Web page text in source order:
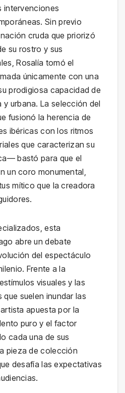
intervenciones
Sin previo
cruda que priorizó
su rostro y sus
Rosalía tomó el
únicamente con una
prodigiosa capacidad de
urbana. La selección del
fusionó la herencia de
ibéricas con los ritmos
que caracterizan su
bastó para que el
un coro monumental,
mítico que la creadora
esta
abre un debate
del espectáculo
Frente a la
visuales y las
suelen inundar las
apuesta por la
puro y el factor
cada una de sus
pieza de colección
desafía las expectativas